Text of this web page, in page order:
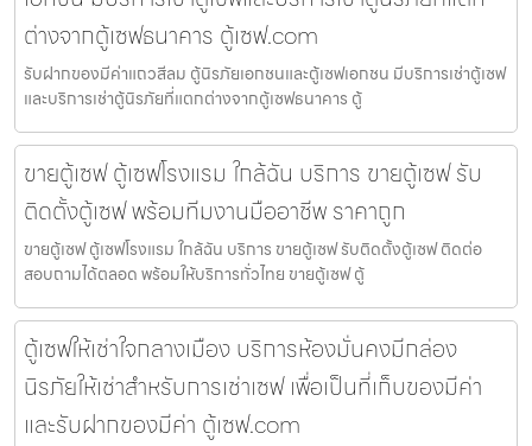
ต่างจากตู้เซฟธนาคาร ตู้เซฟ.com
รับฝากของมีค่าแถวสีลม ตู้นิรภัยเอกชนและตู้เซฟเอกชน มีบริการเช่าตู้เซฟ
และบริการเช่าตู้นิรภัยที่แตกต่างจากตู้เซฟธนาคาร ตู้
ขายตู้เซฟ ตู้เซฟโรงแรม ใกล้ฉัน บริการ ขายตู้เซฟ รับ
ติดตั้งตู้เซฟ พร้อมทีมงานมืออาชีพ ราคาถูก
ขายตู้เซฟ ตู้เซฟโรงแรม ใกล้ฉัน บริการ ขายตู้เซฟ รับติดตั้งตู้เซฟ ติดต่อ
สอบถามได้ตลอด พร้อมให้บริการทั่วไทย ขายตู้เซฟ ตู้
ตู้เซฟให้เช่าใจกลางเมือง บริการห้องมั่นคงมีกล่อง
นิรภัยให้เช่าสำหรับการเช่าเซฟ เพื่อเป็นที่เก็บของมีค่า
และรับฝากของมีค่า ตู้เซฟ.com